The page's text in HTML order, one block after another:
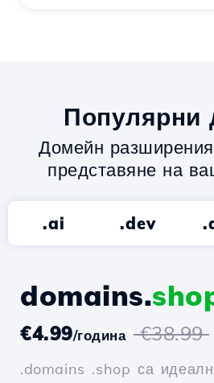
Популярни
Домейн разширения
представяне на
.ai .dev
domains.
€4.99/година €38.99
.domains .shop са